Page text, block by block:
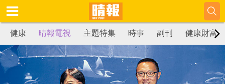
健康 晴報電視 主題特集 時事 副刊 健康財富